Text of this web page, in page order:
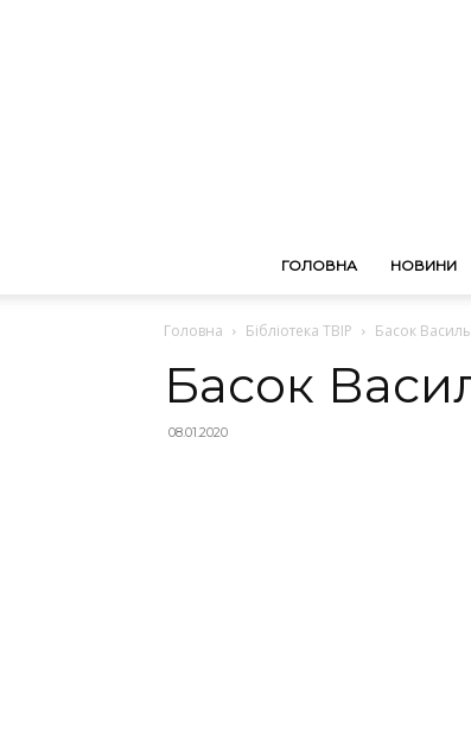
ГОЛОВНА НОВИНИ
Головна Бібліотека ТВІР Басок
Басок
08.01.2020